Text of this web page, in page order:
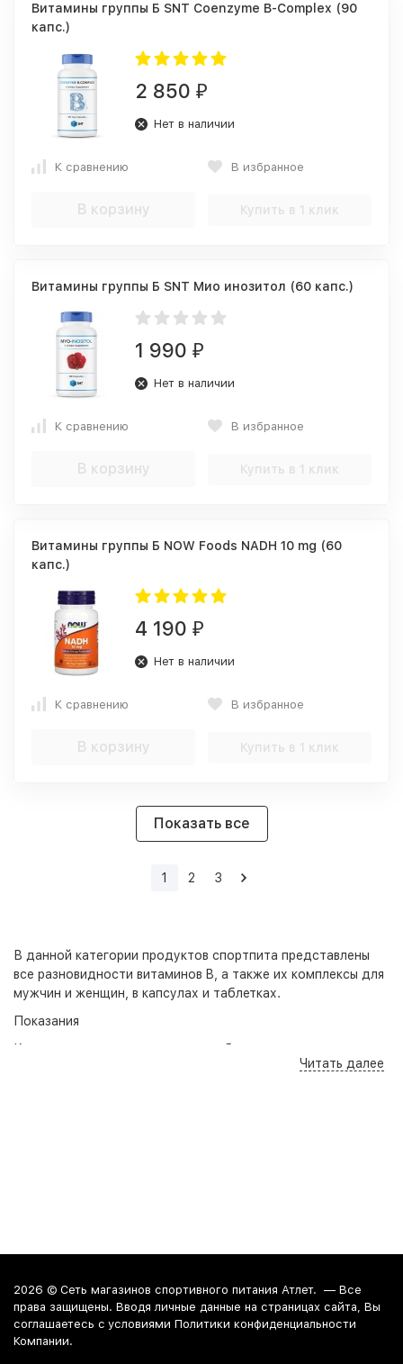
Витамины группы Б SNT Coenzyme B-Complex (90
капс.)
2 850 ₽
Нет в наличии
К сравнению В избранное
В корзину Купить в 1 клик
Витамины группы Б SNT Мио инозитол (60 капс.)
1 990 ₽
Нет в наличии
К сравнению В избранное
В корзину Купить в 1 клик
Витамины группы Б NOW Foods NADH 10 mg (60
капс.)
4 190 ₽
Нет в наличии
К сравнению В избранное
В корзину Купить в 1 клик
Показать все
1 2 3
В данной категории продуктов спортпита представлены
все разновидности витаминов B, а также их комплексы для
мужчин и женщин, в капсулах и таблетках.
Показания
Комплекс витаминов
поможет в обеспечении оптимального
Витамин В3 оказывает положительное воздействие на
работу печени;
Хорошо усваиваются в комплексе с лецитином.
Читать далее
2026 © Сеть магазинов спортивного питания Атлет. — Все
права защищены. Вводя личные данные на страницах сайта, Вы
соглашаетесь c условиями Политики конфиденциальности
Компании.